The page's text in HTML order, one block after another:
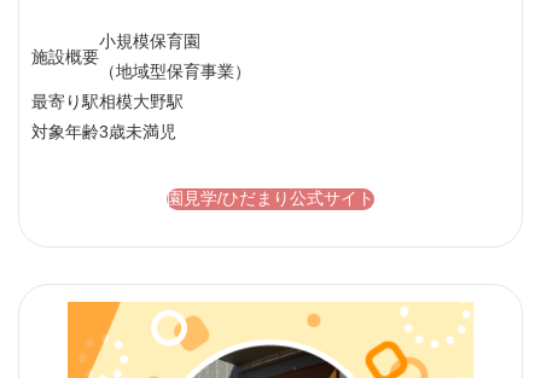
施設概要
小規模保育園
（地域型保育事業）
最寄り駅相模大野駅
対象年齢3歳未満児
園見学/ひだまり公式サイト